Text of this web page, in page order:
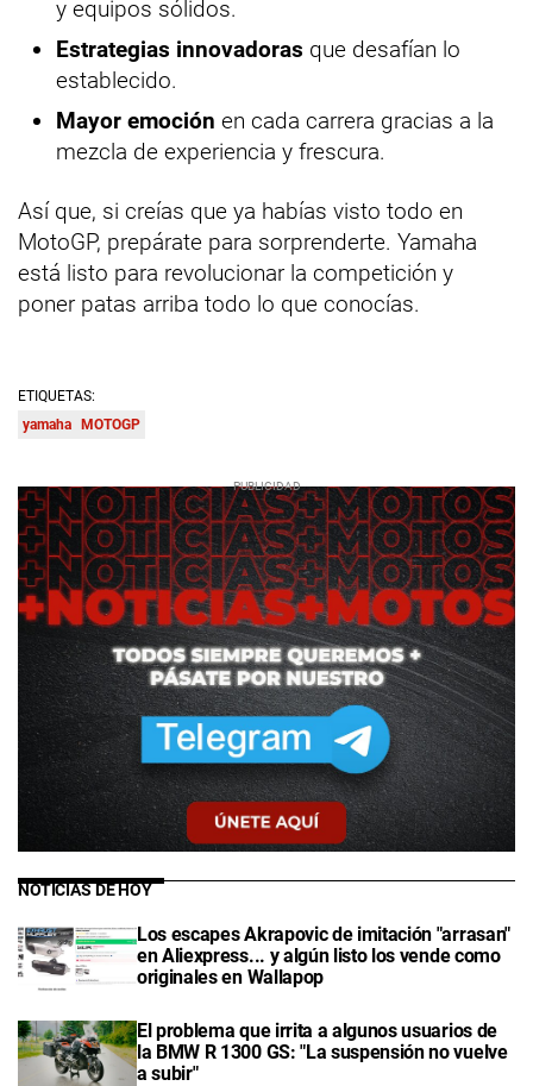
y equipos sólidos.
Estrategias innovadoras que desafían lo
establecido.
Mayor emoción en cada carrera gracias a la
mezcla de experiencia y frescura.
Así que, si creías que ya habías visto todo en
MotoGP, prepárate para sorprenderte. Yamaha
está listo para revolucionar la competición y
poner patas arriba todo lo que conocías.
ETIQUETAS:
yamaha
MOTOGP
NOTICIAS DE HOY
Los escapes Akrapovic de imitación "arrasan"
en Aliexpress... y algún listo los vende como
originales en Wallapop
El problema que irrita a algunos usuarios de
la BMW R 1300 GS: "La suspensión no vuelve
a subir"